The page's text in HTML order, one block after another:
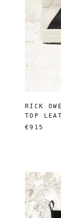
RICK
TOP
€915